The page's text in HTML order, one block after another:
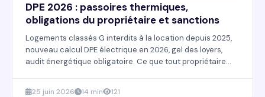
DPE 2026 : passoires thermiques,
obligations du propriétaire et sanctions
Logements classés G interdits à la location depuis 2025,
nouveau calcul DPE électrique en 2026, gel des loyers,
audit énergétique obligatoire. Ce que tout propriétaire
25 juin 2026 14 min 121